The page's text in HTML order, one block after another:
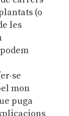
(o
les
se
mon
puga